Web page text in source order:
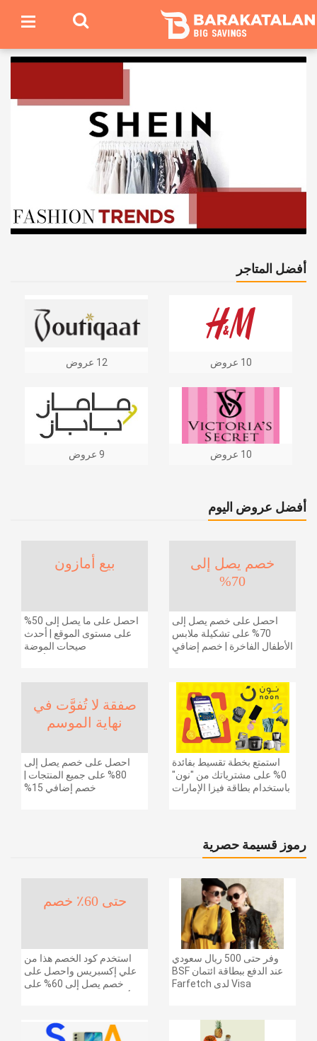
أفضل المتاجر
12 عروض 10 عروض
9 عروض 10 عروض
أفضل عروض اليوم
بيع أمازون
احصل على ما يصل إلى 50%
على مستوى الموقع | أحدث
صيحات الموضة
خصم يصل إلى
70%
احصل على خصم يصل إلى
70% على تشكيلة ملابس
الأطفال الفاخرة | خصم إضافي
صفقة لا تُفوَّت في
نهاية الموسم
احصل على خصم يصل إلى
80% على جميع المنتجات |
خصم إضافي 15%
استمتع بخطة تقسيط بفائدة
0% على مشترياتك من "نون"
باستخدام بطاقة فيزا الإمارات
رموز قسيمة حصرية
حتى 60٪ خصم
استخدم كود الخصم هذا من
علي إكسبريس واحصل على
خصم يصل إلى 60% على
بقيمة 155 دولارًا أمريكيًا على
الطلبات التي تزيد قيمتها عن
وفر حتى 500 ريال سعودي
عند الدفع ببطاقة ائتمان BSF
Visa لدى Farfetch